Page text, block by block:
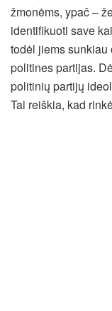
žmonėms, ypač –
identifikuoti save
todėl jiems
politines partijas.
politinių partijų
Tai reiškia, kad